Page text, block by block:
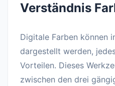
Verständnis
Digitale Farben können
dargestellt werden,
Vorteilen. Dieses
zwischen den drei